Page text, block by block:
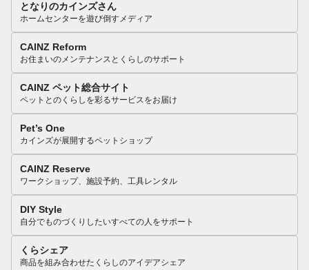
となりのカインズさん
ホームセンターを遊び倒すメディア
CAINZ Reform
お住まいのメンテナンスとくらしのサポート
CAINZ ペット総合サイト
ペットとのくらしを彩るサービスをお届け
Pet’s One
カインズが展開するペットショップ
CAINZ Reserve
ワークショップ、施設予約、工具レンタル
DIY Style
自分でものづくりしたいすべての人をサポート
くらシェア
商品を組み合わせたくらしのアイデアシェア